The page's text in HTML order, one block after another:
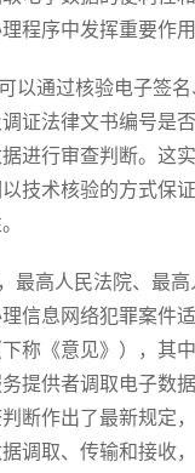
程序中发挥重要作用
以通过核验电子签
证法律文书编号是
进行审查判断。这
技术核验的方式保
最高人民法院、最
信息网络犯罪案件
称《意见》），其
提供者调取电子数
断作出了最新规定
调取、传输和接收